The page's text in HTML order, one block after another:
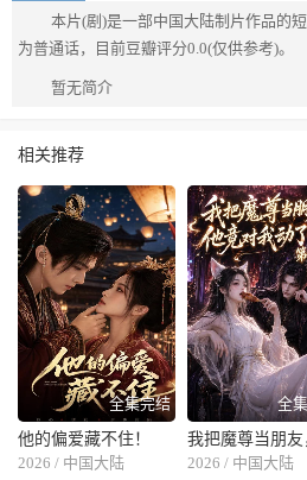
本片(剧)是一部中国大陆制片作品的
为普通话，目前豆瓣评分0.0(仅供参考)。
暂无简介
相关推荐
全集完结
他的偏爱藏不住！
2026 / 中国大陆
全
2026 / 中国大陆